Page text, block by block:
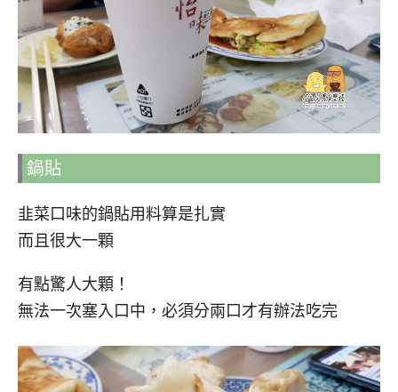
鍋貼
韭菜口味的鍋貼用料算是扎實
而且很大一顆
有點驚人大顆！
無法一次塞入口中，必須分兩口才有辦法吃完